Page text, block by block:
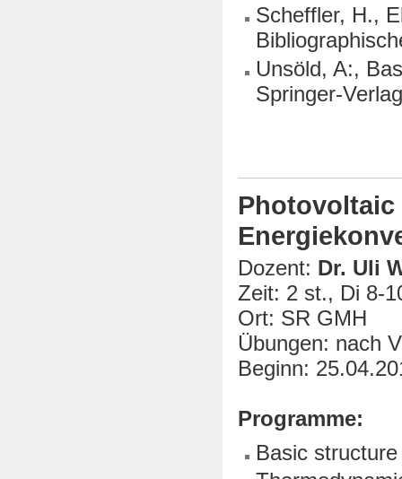
Scheffler, H.,
Unsöld, A:,
Springer-
Dozent: Dr. Uli
Zeit: 2 st., Di 8-
Ort: SR GMH
Übungen: nach
Beginn:
Programme:
Basic